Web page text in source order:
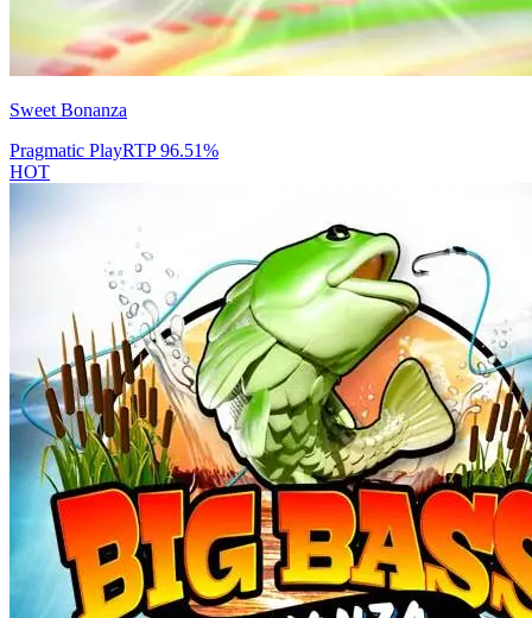
Sweet Bonanza
Pragmatic PlayRTP96.51%
HOT